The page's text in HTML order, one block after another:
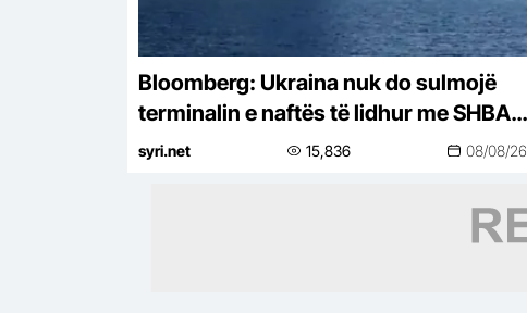
Bloomberg: Ukraina nuk do sulmojë
terminalin e naftës të lidhur me SHBA
në Detin e Zi
syri.net 15,836 08/08/26